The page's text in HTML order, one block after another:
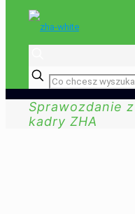
Sprawozdanie
kadry ZHA